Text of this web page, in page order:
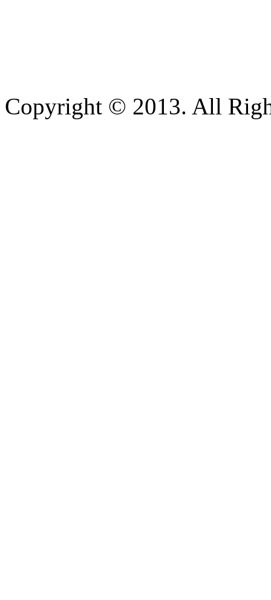
Copyright © 2013. All